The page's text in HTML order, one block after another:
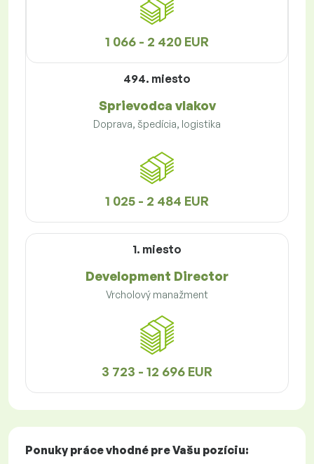
1 066 - 2 420 EUR
494. miesto
Sprievodca vlakov
Doprava, špedícia, logistika
1 025 - 2 484 EUR
1. miesto
Development Director
Vrcholový manažment
3 723 - 12 696 EUR
Ponuky prácevhodné pre Vašu pozíciu: